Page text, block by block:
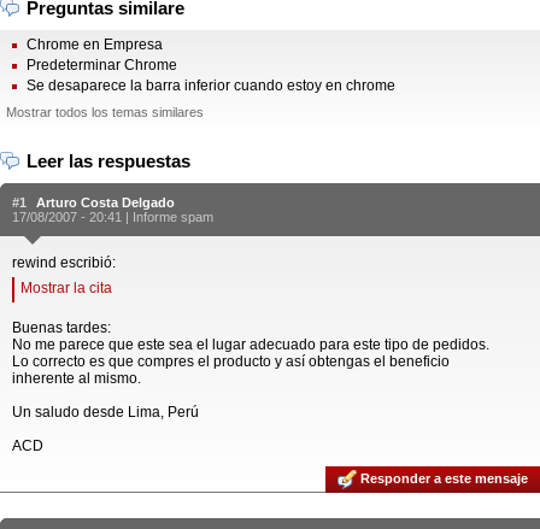
Preguntas similare
Chrome en Empresa
Predeterminar Chrome
Se desaparece la barra inferior cuando estoy en chrome
Mostrar todos los temas similares
Leer las respuestas
#1
Arturo Costa Delgado
17/08/2007 - 20:41 | Informe spam
rewind escribió:
Mostrar la cita
Buenas tardes:
No me parece que este sea el lugar adecuado para este tipo de pedidos.
Lo correcto es que compres el producto y así obtengas el beneficio
inherente al mismo.
Un saludo desde Lima, Perú
ACD
Responder a este mensaje